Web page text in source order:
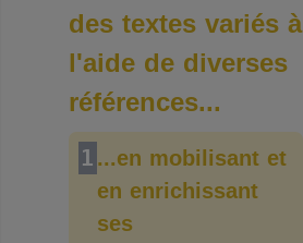
des textes variés à
l'aide de diverses
références...
1 ...en mobilisant et
en enrichissant
ses